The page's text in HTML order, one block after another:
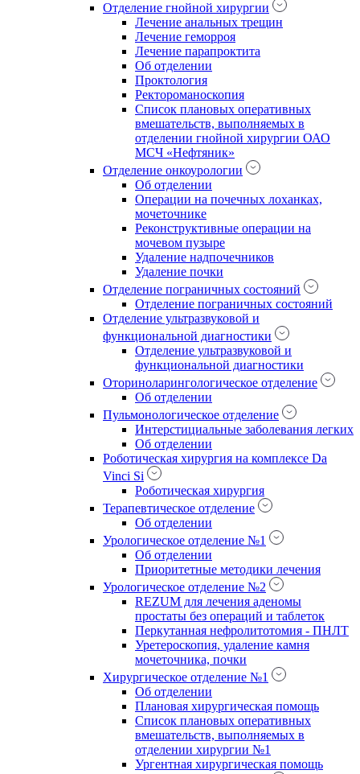
Отделение гнойной хирургии
Лечение анальных трещин
Лечение геморроя
Лечение парапроктита
Об отделении
Проктология
Ректороманоскопия
Список плановых оперативных
вмешательств, выполняемых в
отделении гнойной хирургии ОАО
МСЧ «Нефтяник»
Отделение онкоурологии
Об отделении
Операции на почечных лоханках,
мочеточнике
Реконструктивные операции на
мочевом пузыре
Удаление надпочечников
Удаление почки
Отделение пограничных состояний
Отделение пограничных состояний
Отделение ультразвуковой и
функциональной диагностики
Отделение ультразвуковой и
функциональной диагностики
Оториноларингологическое отделение
Об отделении
Пульмонологическое отделение
Интерстициальные заболевания легких
Об отделении
Роботическая хирургия на комплексе Da
Vinci Si
Роботическая хирургия
Терапевтическое отделение
Об отделении
Урологическое отделение №1
Об отделении
Приоритетные методики лечения
Урологическое отделение №2
REZUM для лечения аденомы
простаты без операций и таблеток
Перкутанная нефролитотомия - ПНЛТ
Уретероскопия, удаление камня
мочеточника, почки
Хирургическое отделение №1
Об отделении
Плановая хирургическая помощь
Список плановых оперативных
вмешательств, выполняемых в
отделении хирургии №1
Ургентная хирургическая помощь